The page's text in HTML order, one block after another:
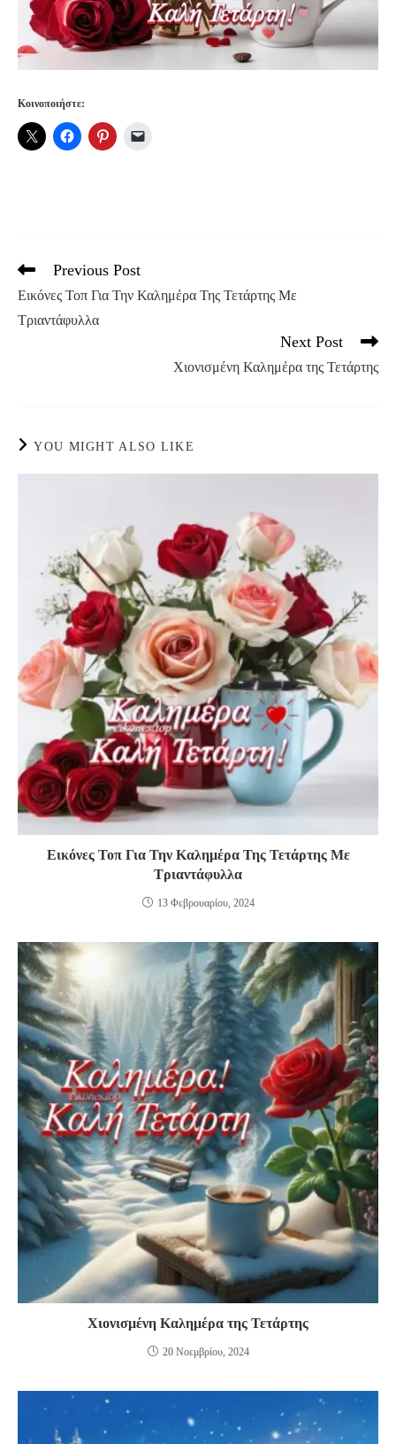
Κοινοποιήστε:
Read
articles
Previous Post
Εικόνες Τοπ Για Την Καλημέρα Της Τετάρτης Με
Τριαντάφυλλα
Next Post
Χιονισμένη Καλημέρα της Τετάρτης
YOU MIGHT ALSO LIKE
Εικόνες Τοπ Για Την Καλημέρα Της Τετάρτης Με
Τριαντάφυλλα
13 Φεβρουαρίου, 2024
Χιονισμένη Καλημέρα της Τετάρτης
20 Νοεμβρίου, 2024